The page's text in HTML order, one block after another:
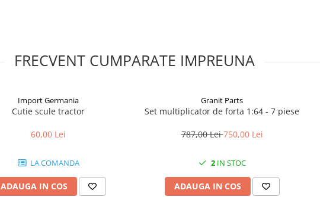
FRECVENT CUMPARATE IMPREUNA
Import Germania
Cutie scule tractor
60,00 Lei
LA COMANDA
ADAUGA IN COS
Granit Parts
Set multiplicator de forta 1:64 - 7 piese
787,00 Lei750,00 Lei
2IN STOC
ADAUGA IN COS